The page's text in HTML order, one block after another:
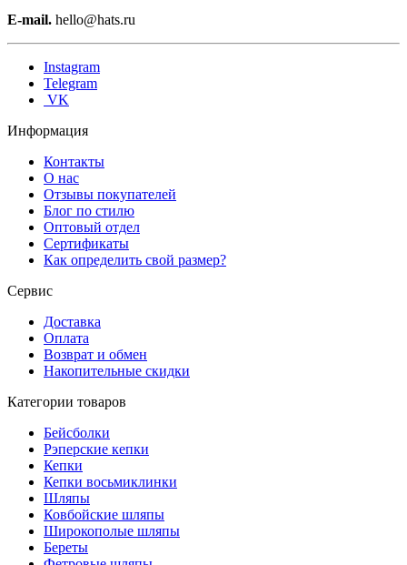
E-mail. hello@hats.ru
Instagram
Telegram
VK
Информация
Контакты
О нас
Отзывы покупателей
Блог по стилю
Оптовый отдел
Сертификаты
Как определить свой размер?
Сервис
Доставка
Оплата
Возврат и обмен
Накопительные скидки
Категории товаров
Бейсболки
Рэперские кепки
Кепки
Кепки восьмиклинки
Шляпы
Ковбойские шляпы
Широкополые шляпы
Береты